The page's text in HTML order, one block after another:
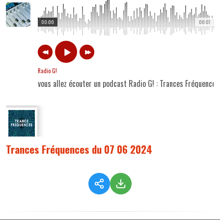
00:07
00:00
Radio G!
vous allez écouter un podcast Radio G! : Trances
Trances Fréquences du 07 06 2024